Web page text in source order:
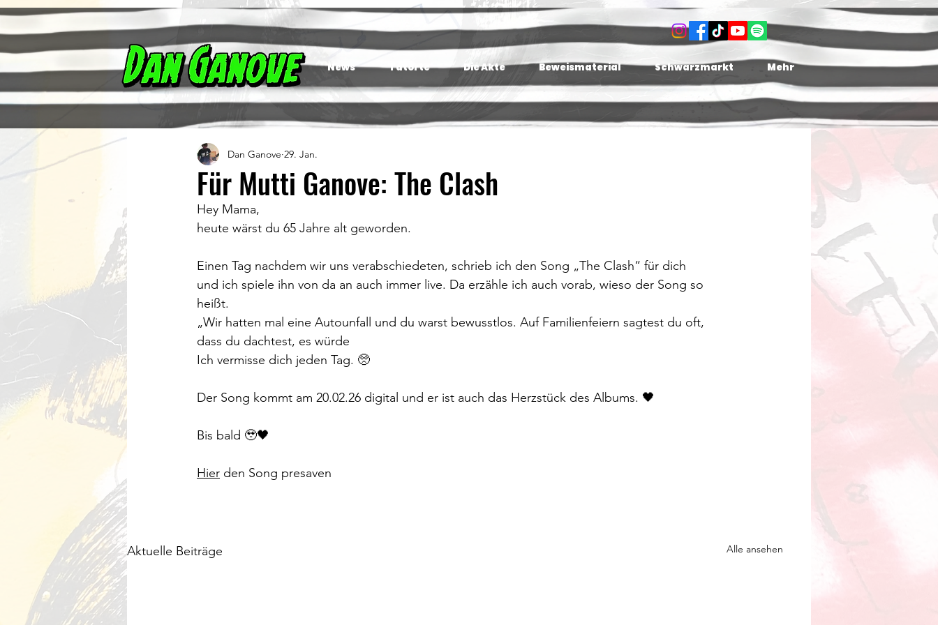
News Tatorte Die Akte Beweismaterial Schwarzmarkt Mehr
Für Mutti Ganove: The Clash
Dan Ganove 29. Jan.
Hey Mama,
heute wärst du 65 Jahre alt geworden.
Einen Tag nachdem wir uns verabschiedeten, schrieb ich den Song „The Clash“ für dich
und ich spiele ihn von da an auch immer live. Da erzähle ich auch vorab, wieso der Song so
heißt.
„Wir hatten mal eine Autounfall und du warst bewusstlos. Auf Familienfeiern sagtest du oft,
dass du dachtest, es würde
Ich vermisse dich jeden Tag. 🥺
Der Song kommt am 20.02.26 digital und er ist auch das Herzstück des Albums. 🖤
Bis bald 🥹🖤
Hier den Song presaven
Aktuelle Beiträge Alle ansehen